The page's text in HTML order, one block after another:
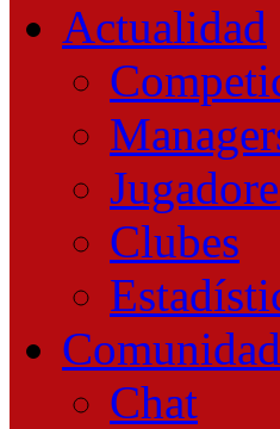
Actualidad
Clubes
Comunidad
Chat